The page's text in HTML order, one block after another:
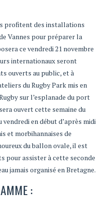
profitent des installations
Vannes pour préparer la
ce vendredi 21 novembre
internationaux seront
ouverts au public, et à
du Rugby Park mis en
sur l’esplanade du port
ouvert cette semaine du
vendredi en début d’après midi
et morbihannaises de
du ballon ovale, il est
pour assister à cette seconde
jamais organisé en Bretagne.
: